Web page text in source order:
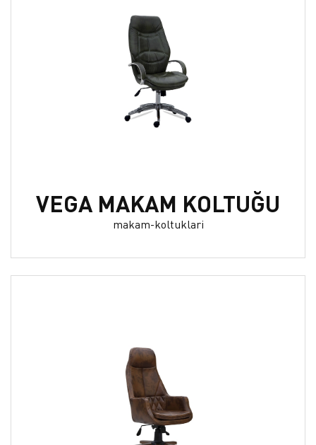
VEGA MAKAM KOLTUĞU
makam-koltuklari